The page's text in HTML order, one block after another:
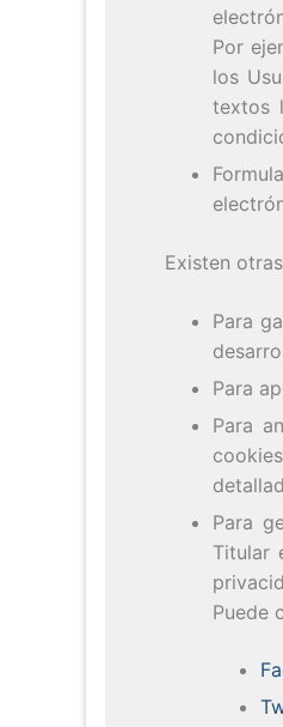
Por
los
textos
Existen
Para
Para
Para
Para
Titular
Puede